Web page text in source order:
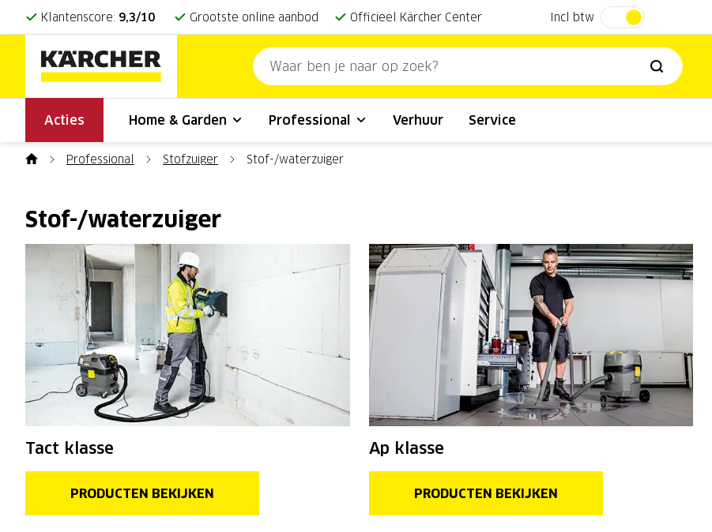
Klantenscore: 9,3/10 Grootste online aanbod Officieel Kärcher Center
Acties Home & Garden Professional Verhuur Service
Incl btw
Professional Stofzuiger Stof-/waterzuiger
Stof-/waterzuiger
Tact klasse
PRODUCTEN BEKIJKEN
Ap klasse
PRODUCTEN BEKIJKEN